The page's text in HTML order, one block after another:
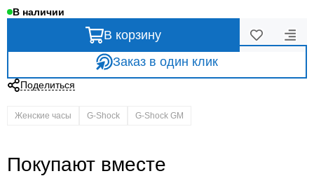
В наличии
В корзину
Заказ в один клик
Поделиться
Женские часы G-Shock G-Shock GM
Покупают вместе